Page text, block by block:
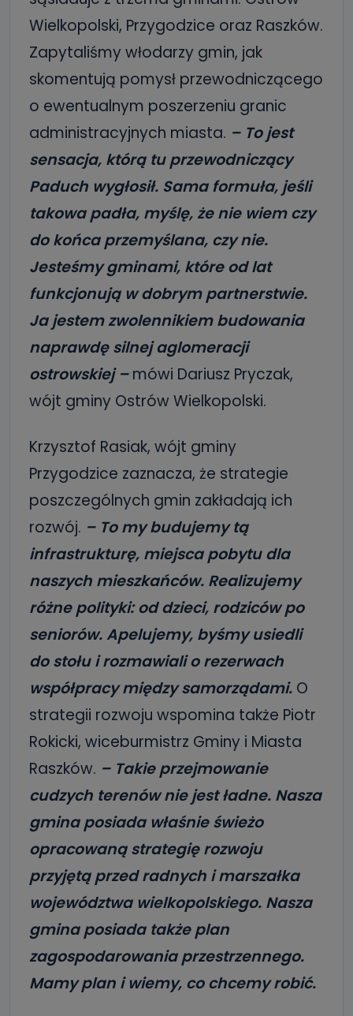
Wielkopolski, Przygodzice oraz Raszków.
Zapytaliśmy włodarzy gmin, jak
skomentują pomysł przewodniczącego
o ewentualnym poszerzeniu granic
administracyjnych miasta. – To jest
sensacja, którą tu przewodniczący
Paduch wygłosił. Sama formuła, jeśli
takowa padła, myślę, że nie wiem czy
do końca przemyślana, czy nie.
Jesteśmy gminami, które od lat
funkcjonują w dobrym partnerstwie.
Ja jestem zwolennikiem budowania
naprawdę silnej aglomeracji
ostrowskiej – mówi Dariusz Pryczak,
wójt gminy Ostrów Wielkopolski.
Krzysztof Rasiak, wójt gminy
Przygodzice zaznacza, że strategie
poszczególnych gmin zakładają ich
rozwój. – To my budujemy tą
infrastrukturę, miejsca pobytu dla
naszych mieszkańców. Realizujemy
różne polityki: od dzieci, rodziców po
seniorów. Apelujemy, byśmy usiedli
do stołu i rozmawiali o rezerwach
współpracy między samorządami. O
strategii rozwoju wspomina także Piotr
Rokicki, wiceburmistrz Gminy i Miasta
Raszków. – Takie przejmowanie
cudzych terenów nie jest ładne. Nasza
gmina posiada właśnie świeżo
opracowaną strategię rozwoju
przyjętą przed radnych i marszałka
województwa wielkopolskiego. Nasza
gmina posiada także plan
zagospodarowania przestrzennego.
Mamy plan i wiemy, co chcemy robić.